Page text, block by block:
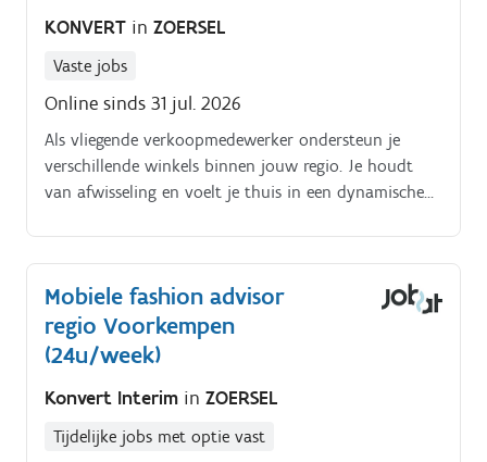
KONVERT in ZOERSEL
Vaste jobs
Online sinds 31 jul. 2026
Als vliegende verkoopmedewerker ondersteun je
verschillende winkels binnen jouw regio. Je houdt
van afwisseling en voelt je thuis in een dynamische
taken:. Ondersteunen van verschillende winkels
binnen de regio Voorkempen Klanten warm,
deskundig en enthousiast adviseren bij hun aankoop
Klanten inspireren met de nieuwste modetrends en
stijlvolle combinaties Bijdragen aan een
dagelijkse winkeltaken zoals aanvullen, ordelijk
houden van de winkel en kassawerk Actief
meewerken aan het behalen van de
Mobiele fashion advisor
regio Voorkempen
(24u/week)
Konvert Interim in ZOERSEL
Tijdelijke jobs met optie vast